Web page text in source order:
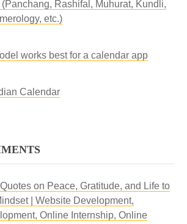
Rashifal, Muhurat, Kundli,
etc.)
works best for a calendar app
Calendar
on Peace, Gratitude, and Life to
| Website Development,
Online Internship, Online